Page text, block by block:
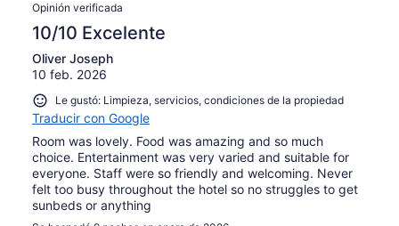
Opinión verificada
10/10 Excelente
Oliver Joseph
10 feb. 2026
Le gustó: Limpieza, servicios, condiciones de la propiedad
Traducir con Google
Room was lovely. Food was amazing and so much
choice. Entertainment was very varied and suitable for
everyone. Staff were so friendly and welcoming. Never
felt too busy throughout the hotel so no struggles to get
sunbeds or anything